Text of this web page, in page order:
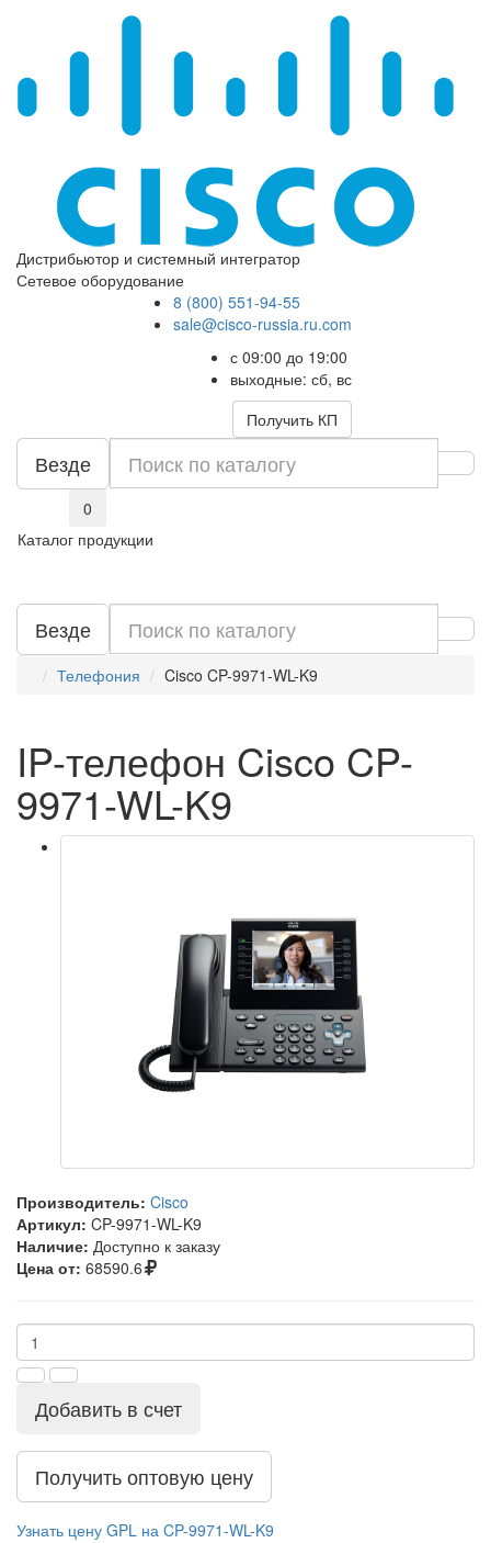
Дистрибьютор и системный интегратор
Сетевое оборудование
8 (800) 551-94-55
sale@cisco-russia.ru.com
с 09:00 до 19:00
выходные: сб, вс
Получить КП
Везде
0
Каталог продукции
Везде
Телефония Cisco CP-9971-WL-K9
IP-телефон Cisco CP-
9971-WL-K9
Производитель: Cisco
Артикул: CP-9971-WL-K9
Наличие: Доступно к заказу
Цена от: 68590.6
Добавить в счет
Получить оптовую цену
Узнать цену GPL на CP-9971-WL-K9